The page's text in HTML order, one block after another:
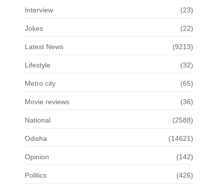
Interview (23)
Jokes (22)
Latest News (9213)
Lifestyle (32)
Metro city (65)
Movie reviews (36)
National (2588)
Odisha (14621)
Opinion (142)
Politics (426)